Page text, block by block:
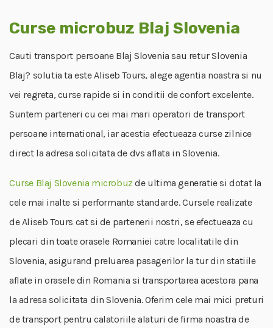
Curse microbuz Blaj Slovenia
Cauti transport persoane Blaj Slovenia sau retur Slovenia
Blaj? solutia ta este Aliseb Tours, alege agentia noastra si nu
vei regreta, curse rapide si in conditii de confort excelente.
Suntem parteneri cu cei mai mari operatori de transport
persoane international, iar acestia efectueaza curse zilnice
direct la adresa solicitata de dvs aflata in Slovenia.
Curse Blaj Slovenia microbuz de ultima generatie si dotat la
cele mai inalte si performante standarde. Cursele realizate
de Aliseb Tours cat si de partenerii nostri, se efectueaza cu
plecari din toate orasele Romaniei catre localitatile din
Slovenia, asigurand preluarea pasagerilor la tur din statiile
aflate in orasele din Romania si transportarea acestora pana
la adresa solicitata din Slovenia. Oferim cele mai mici preturi
de transport pentru calatoriile alaturi de firma noastra de